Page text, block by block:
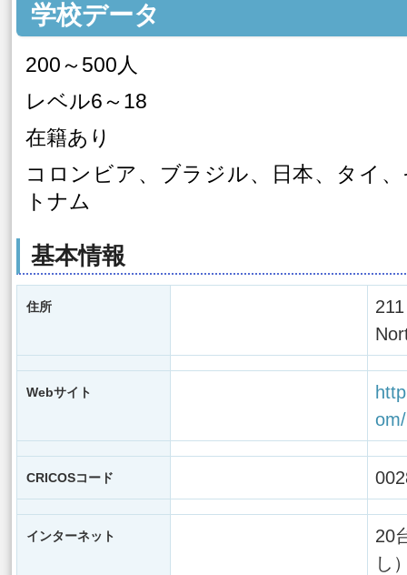
学校データ
200～500人
レベル6～18
在籍あり
コロンビア、ブラジル、日本、タイ
トナム
基本情報
住所
Webサイト
om/
CRICOSコード
インターネット
20
し